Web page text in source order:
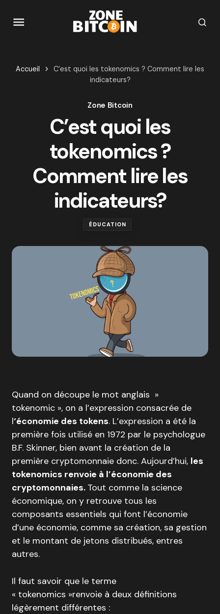
Accueil
C’est quoi les tokenomics ? Comment lire les
indicateurs?
Zone Bitcoin
C’est quoi les
tokenomics ?
Comment lire les
indicateurs?
ÉDUCATION
Quand on découpe le mot anglais »
tokenomic », on a l’expression consacrée de
l‘économie des tokens. L’expression a été la
première fois utilisé en 1972 par le psychologue
B.F. Skinner, bien avant la création de la
première cryptomonnaie donc. Aujourd’hui, les
tokenomics renvoie à l’économie des
cryptomonnaies. Tout comme la science
économique, on y retrouve tous les
composants essentiels qui font l’économie
d’une économie, comme sa création, sa gestion
et le montant de jetons distribués, entres
autres.
Il faut savoir que le terme
« tokenomics »renvoie à deux définitions
légèrement différentes :